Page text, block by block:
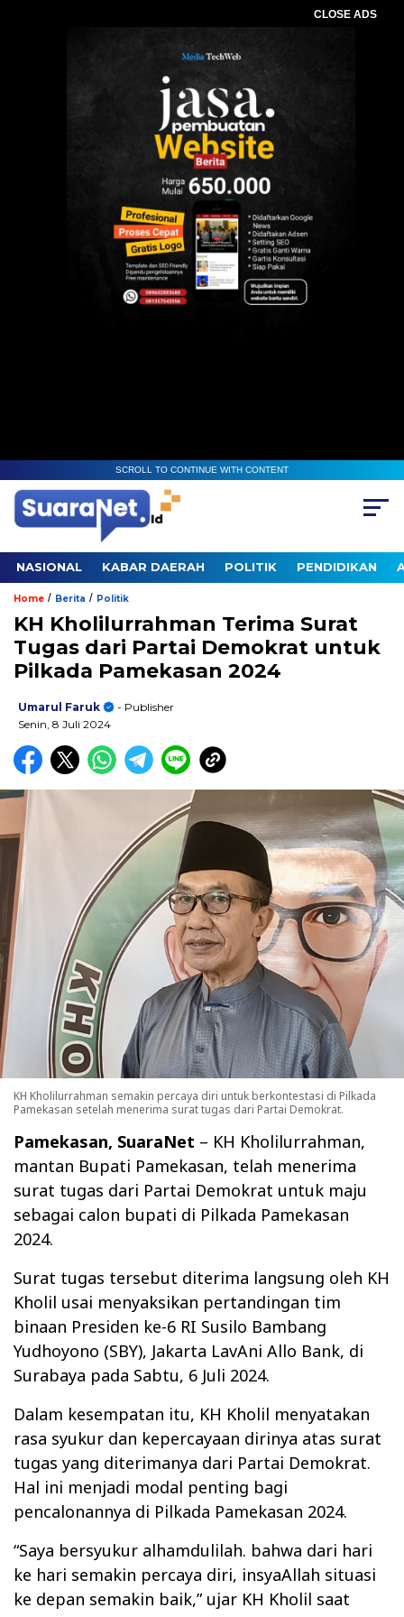
CLOSE ADS
SCROLL TO CONTINUE WITH CONTENT
NASIONAL KABAR DAERAH POLITIK PENDIDIKAN
Home / Berita / Politik
KH Kholilurrahman Terima Surat
Tugas dari Partai Demokrat untuk
Pilkada Pamekasan 2024
Umarul Faruk
- Publisher
Senin, 8 Juli 2024
KH Kholilurrahman semakin percaya diri untuk berkontestasi di Pilkada
Pamekasan setelah menerima surat tugas dari Partai Demokrat.
Pamekasan, SuaraNet – KH Kholilurrahman,
mantan Bupati Pamekasan, telah menerima
surat tugas dari Partai Demokrat untuk maju
sebagai calon bupati di Pilkada Pamekasan
2024.
Surat tugas tersebut diterima langsung oleh KH
Kholil usai menyaksikan pertandingan tim
binaan Presiden ke-6 RI Susilo Bambang
Yudhoyono (SBY), Jakarta LavAni Allo Bank, di
Surabaya pada Sabtu, 6 Juli 2024.
Dalam kesempatan itu, KH Kholil menyatakan
rasa syukur dan kepercayaan dirinya atas surat
tugas yang diterimanya dari Partai Demokrat.
Hal ini menjadi modal penting bagi
pencalonannya di Pilkada Pamekasan 2024.
“Saya bersyukur alhamdulilah. bahwa dari hari
ke hari semakin percaya diri, insyaAllah situasi
ke depan semakin baik,” ujar KH Kholil saat